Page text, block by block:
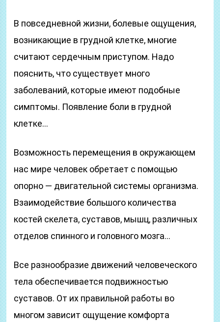
В повседневной жизни, болевые ощущения,
возникающие в грудной клетке, многие
считают сердечным приступом. Надо
пояснить, что существует много
заболеваний, которые имеют подобные
симптомы. Появление боли в грудной
клетке…
Возможность перемещения в окружающем
нас мире человек обретает с помощью
опорно — двигательной системы организма.
Взаимодействие большого количества
костей скелета, суставов, мышц, различных
отделов спинного и головного мозга…
Все разнообразие движений человеческого
тела обеспечивается подвижностью
суставов. От их правильной работы во
многом зависит ощущение комфорта